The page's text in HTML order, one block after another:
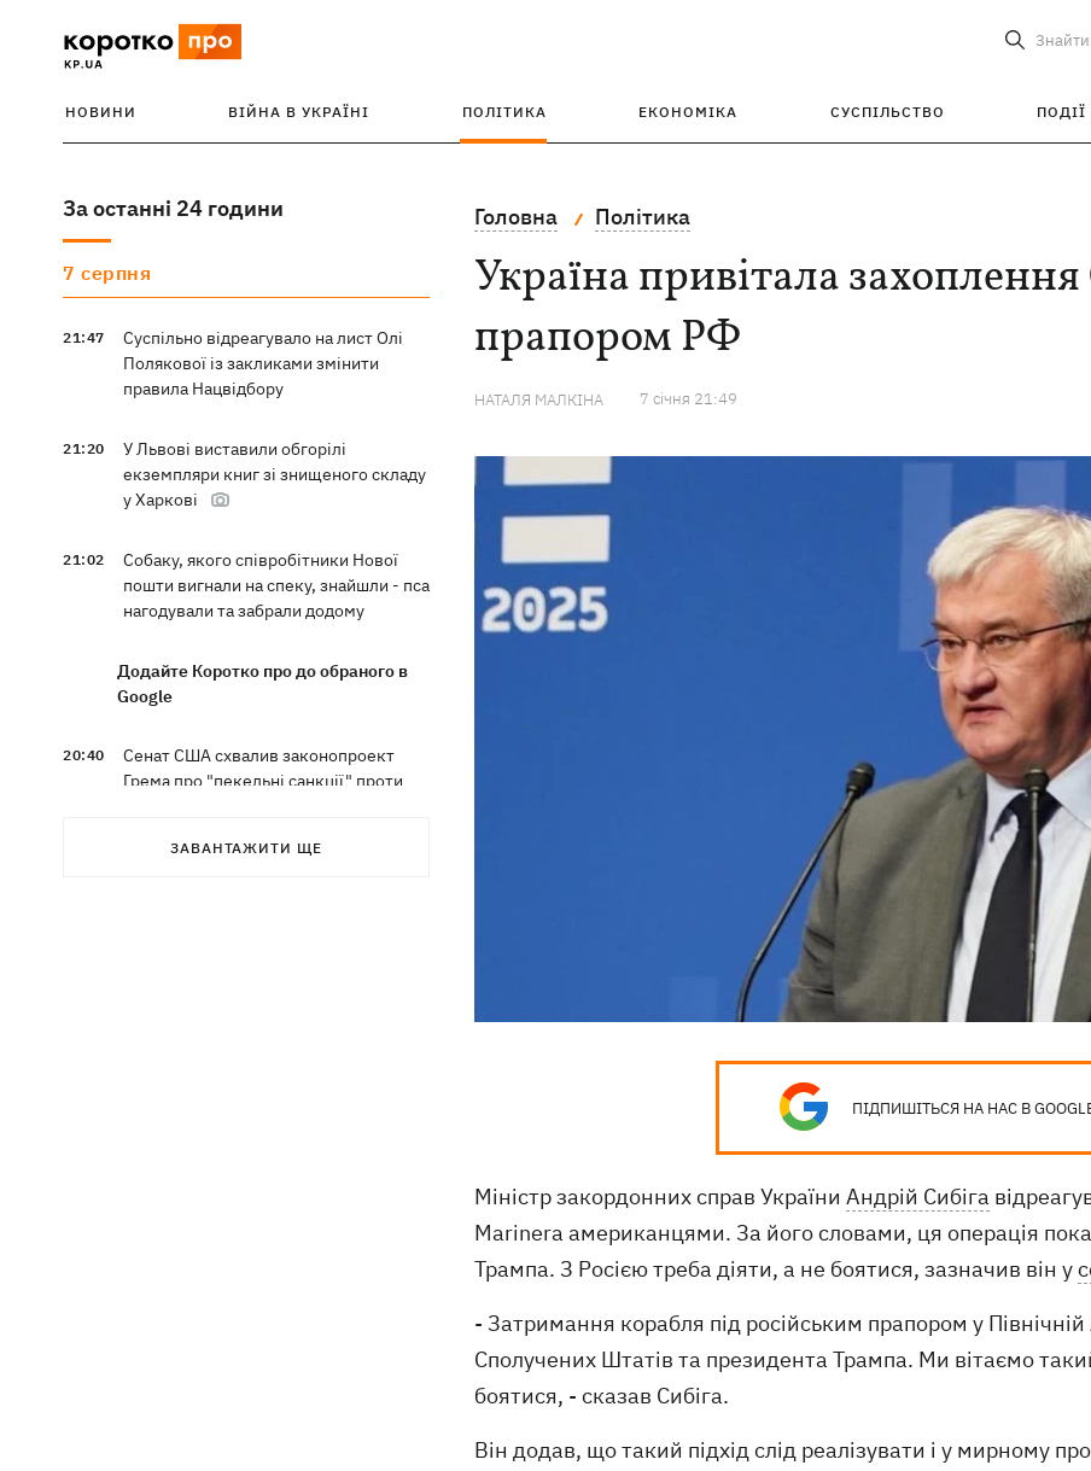
Знайти
НОВИНИ ВІЙНА В УКРАЇНІ ПОЛІТИКА ЕКОНОМІКА СУСПІЛЬСТВО ПОДІЇ
За останні 24 години
7 серпня
21:47
Суспільно відреагувало на лист Олі
Полякової із закликами змінити
правила Нацвідбору
21:20
У Львові виставили обгорілі
екземпляри книг зі знищеного складу
у Харкові
21:02
Собаку, якого співробітники Нової
пошти вигнали на спеку, знайшли - пса
нагодували та забрали додому
Додайте Коротко про до обраного в
Google
20:40
Сенат США схвалив законопроект
Грема про "пекельні санкції" проти
ЗАВАНТАЖИТИ ЩЕ
Головна Політика
Україна привітала
прапором РФ
НАТАЛЯ МАЛКІНА 7 сiчня 21:49
ПІДПИШІТЬСЯ НА НАС В
Міністр закордонних справ України Андрій Сибіга
Marinera американцями. За його словами, ця операція
Трампа. З Росією треба діяти, а не боятися, зазначив він у
- Затримання корабля під російським прапором у
Сполучених Штатів та президента Трампа. Ми вітаємо
боятися, - сказав Сибіга.
Він додав, що такий підхід слід реалізувати і у мирному